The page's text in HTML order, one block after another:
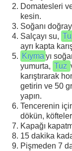
Domatesleri
kesin.
Soğanı
Salçayı su,
ayrı kapta
Kıyma yı
yumurta, Tuz
karıştırarak
getirin ve 50
yapın.
Tencerenin
dökün,
Kapağı
15 dakika
Pişmeden 7